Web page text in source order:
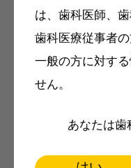
は、歯科医師、
歯科医療従事者
一般の方に対す
せん。
あなたは歯